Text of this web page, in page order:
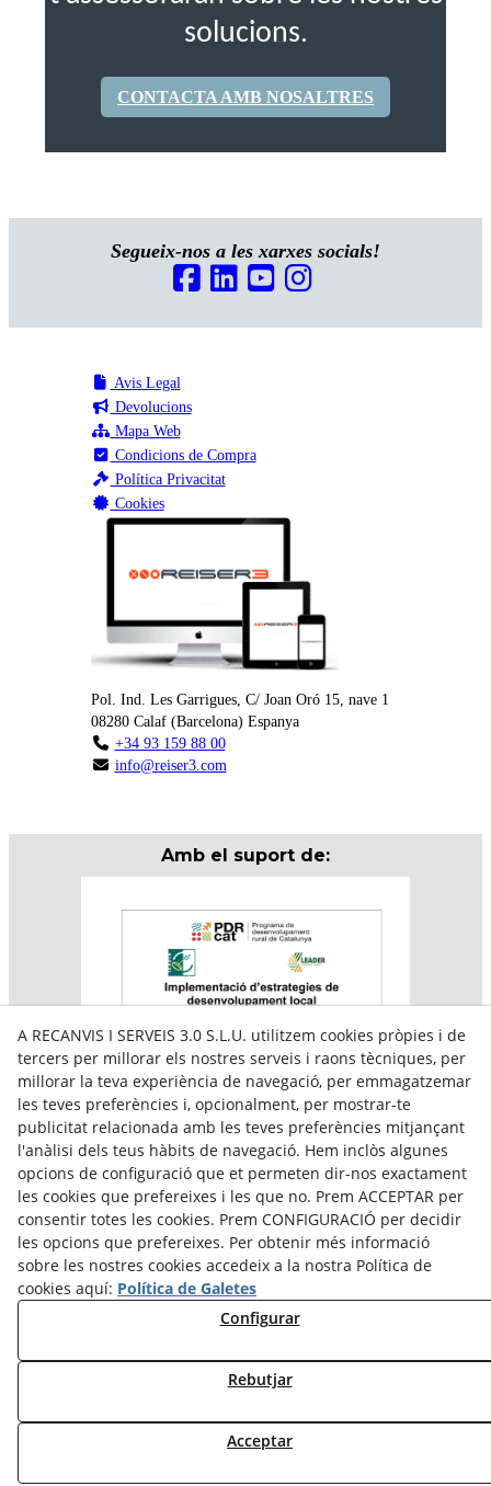
solucions.
CONTACTA AMB NOSALTRES
Segueix-nos a les xarxes socials!
Avis Legal
Devolucions
Mapa Web
Condicions de Compra
Política Privacitat
Cookies
Pol. Ind. Les Garrigues, C/ Joan Oró 15, nave 1
08280 Calaf (Barcelona) Espanya
+34 93 159 88 00
info@reiser3.com
Amb el suport de:
Aquesta empresa participa en el programa per a la
contractació de persones en situació de major
vulnerabilitat,
subvencionat pel Servei Públic d’Ocupació de Catalunya i
amb el cofinançament del Fons Social Europeu Plus
© 08/2026 Reiserpack - Tots els drets reservats.
A RECANVIS I SERVEIS 3.0 S.L.U. utilitzem cookies pròpies i de
tercers per millorar els nostres serveis i raons tècniques, per
millorar la teva experiència de navegació, per emmagatzemar
les teves preferències i, opcionalment, per mostrar-te
publicitat relacionada amb les teves preferències mitjançant
l'anàlisi dels teus hàbits de navegació. Hem inclòs algunes
opcions de configuració que et permeten dir-nos exactament
les cookies que prefereixes i les que no. Prem ACCEPTAR per
consentir totes les cookies. Prem CONFIGURACIÓ per decidir
les opcions que prefereixes. Per obtenir més informació
sobre les nostres cookies accedeix a la nostra Política de
cookies aquí: Política de Galetes
Configurar
Rebutjar
Acceptar